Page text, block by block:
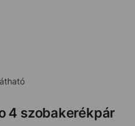
4 szobakerékpár